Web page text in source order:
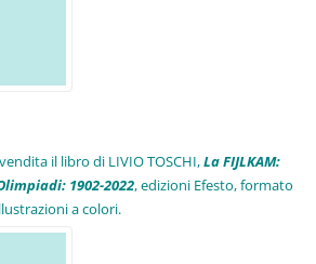
il libro di LIVIO TOSCHI,La FIJLKAM:
1902-2022, edizioni Efesto, formato
a colori.